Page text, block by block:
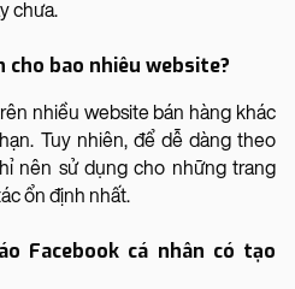
chưa.
cho bao nhiêu website?
nhiều website bán hàng khác
Tuy nhiên, để dễ dàng theo
nên sử dụng cho những trang
ổn định nhất.
Facebook cá nhân có tạo